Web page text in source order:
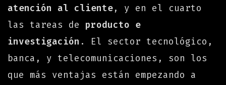
atención al cliente, y en el cuarto
las tareas de producto e
investigación . El sector tecnológico,
banca, y telecomunicaciones, son los
que más ventajas están empezando a